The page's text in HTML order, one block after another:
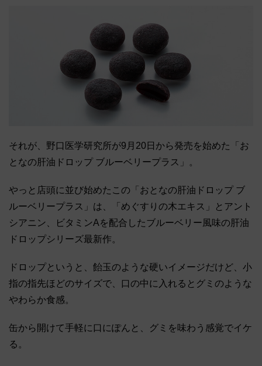
それが、野口医学研究所が9月20日から発売を始めた「お
となの肝油ドロップ ブルーベリープラス」。
やっと店頭に並び始めたこの「おとなの肝油ドロップ ブ
ルーベリープラス」は、「めぐすりの木エキス」とアント
シアニン、ビタミンAを配合したブルーベリー風味の肝油
ドロップシリーズ最新作。
ドロップというと、飴玉のような硬いイメージだけど、小
指の指先ほどのサイズで、口の中に入れるとグミのような
やわらか食感。
缶から開けて手軽に口にぽんと、グミを味わう感覚でイケ
る。